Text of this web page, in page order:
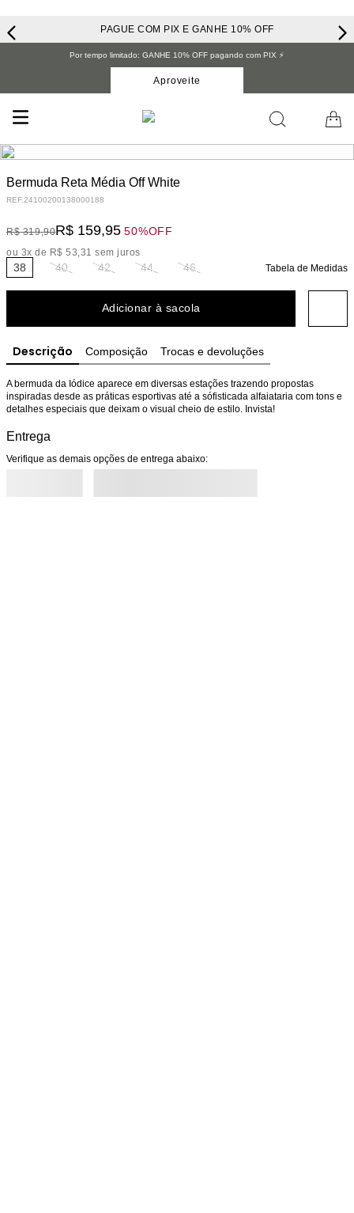
PAGUE COM PIX E GANHE 10% OFF
Por tempo limitado: GANHE 10% OFF pagando com PIX ⚡️
Aproveite
Bermuda Reta Média Off White
REF.24100200138000188
R$ 319,90R$ 159,95 50%OFF
ou 3x de R$ 53,31 sem juros
38 40 42 44 46 Tabela de Medidas
Adicionar à sacola
Descrição Composição Trocas e devoluções
A bermuda da Iódice aparece em diversas estações trazendo propostas
inspiradas desde as práticas esportivas até a sófisticada alfaiataria com tons e
detalhes especiais que deixam o visual cheio de estilo. Invista!
Entrega
Verifique as demais opções de entrega abaixo: